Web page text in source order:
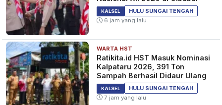
KALSEL
HULU SUNGAI TENGAH
6 jam yang lalu
WARTA HST
Ratikita.id HST Masuk Nominasi
Kalpataru 2026, 391 Ton
Sampah Berhasil Didaur Ulang
KALSEL
HULU SUNGAI TENGAH
7 jam yang lalu